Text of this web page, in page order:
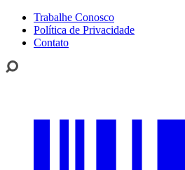
Trabalhe Conosco
Política de Privacidade
Contato